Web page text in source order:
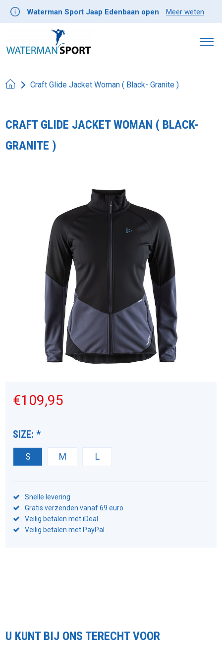
Waterman Sport Jaap Edenbaan open Meer weten
Craft Glide Jacket Woman ( Black- Granite )
CRAFT GLIDE JACKET WOMAN ( BLACK-
GRANITE )
€109,95
SIZE:*
S M L
Snelle levering
Gratis verzenden vanaf 69 euro
Veilig betalen met iDeal
Veilig betalen met PayPal
U KUNT BIJ ONS TERECHT VOOR